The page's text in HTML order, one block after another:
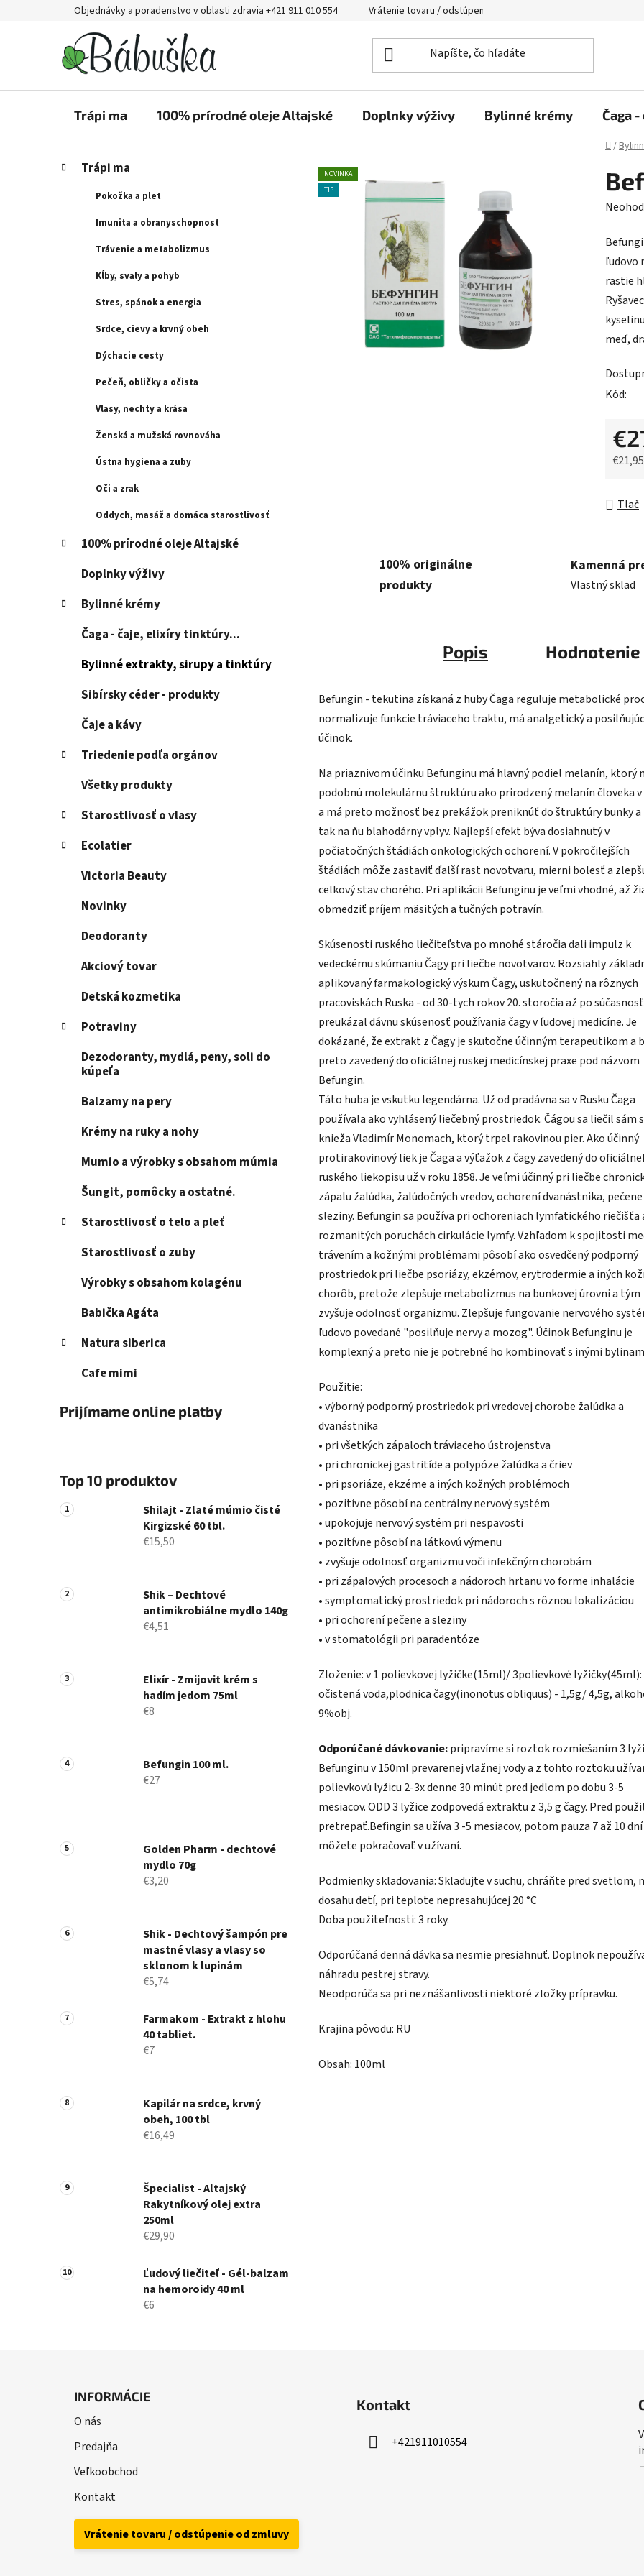
Objednávky a poradenstvo v oblasti zdravia +421 911 010 554 Vrátenie tovaru / odstúpenie od zmluvy
Trápi ma 100% prírodné oleje Altajské Doplnky výživy Bylinné krémy Čaga
Domov
/
B
Preskočiť
kategórie
K
a
Trápi ma
Pokožka a pleť
Imunita a obranyschopnosť
Trávenie a metabolizmus
Kĺby, svaly a pohyb
Stres, spánok a energia
Srdce, cievy a krvný obeh
Dýchacie cesty
Pečeň, obličky a očista
Vlasy, nechty a krása
Ženská a mužská rovnováha
Ústna hygiena a zuby
Oči a zrak
Oddych, masáž a domáca starostlivosť
100% prírodné oleje Altajské
Doplnky výživy
Bylinné krémy
Čaga - čaje, elixíry tinktúry...
Bylinné extrakty, sirupy a tinktúry
Sibírsky céder - produkty
Čaje a kávy
Triedenie podľa orgánov
Všetky produkty
Starostlivosť o vlasy
Ecolatier
Victoria Beauty
Novinky
Deodoranty
Akciový tovar
Detská kozmetika
Potraviny
Dezodoranty, mydlá, peny, soli do
kúpeľa
Balzamy na pery
Krémy na ruky a nohy
Mumio a výrobky s obsahom múmia
Šungit, pomôcky a ostatné.
Starostlivosť o telo a pleť
Starostlivosť o zuby
Výrobky s obsahom kolagénu
Babička Agáta
Natura siberica
Cafe mimi
Prijímame online platby
Top 10 produktov
Shilajt - Zlaté múmio čisté
Kirgizské 60 tbl.
€15,50
Shik – Dechtové
antimikrobiálne mydlo 140g
€4,51
Elixír - Zmijovit krém s
hadím jedom 75ml
€8
Befungin 100 ml.
€27
Golden Pharm - dechtové
mydlo 70g
€3,20
Shik - Dechtový šampón pre
mastné vlasy a vlasy so
sklonom k ​​lupinám
€5,74
Farmakom - Extrakt z hlohu
40 tabliet.
€7
Kapilár na srdce, krvný
obeh, 100 tbl
€16,49
Špecialist - Altajský
Rakytníkový olej extra
250ml
€29,90
Ľudový liečiteľ - Gél-balzam
na hemoroidy 40 ml
€6
je
0,0
z
5
ľudovo
rastie
meď,
Kód:
Tlač
NOVINKA
TIP
100% originálne
produkty
Kamenná
Vlastný sklad
Popis Hodnotenie
Befungin - tekutina získaná z huby Čaga reguluje metabolické
normalizuje funkcie tráviaceho traktu, má analgetický a
účinok.
Na priaznivom účinku Befunginu má hlavný podiel melanín, ktorý
podobnú molekulárnu štruktúru ako prirodzený melanín človeka
a má preto možnosť bez prekážok preniknúť do štruktúry bunky
tak na ňu blahodárny vplyv. Najlepší efekt býva dosiahnutý v
počiatočných štádiách onkologických ochorení. V pokročilejších
štádiách môže zastaviť ďalší rast novotvaru, mierni bolesť a
celkový stav chorého. Pri aplikácii Befunginu je veľmi vhodné, až
obmedziť príjem mäsitých a tučných potravín.
Skúsenosti ruského liečiteľstva po mnohé stáročia dali impulz k
vedeckému skúmaniu Čagy pri liečbe novotvarov. Rozsiahly
aplikovaný farmakologický výskum Čagy, uskutočnený na rôznych
pracoviskách Ruska - od 30-tych rokov 20. storočia až po
preukázal dávnu skúsenosť používania čagy v ľudovej medicíne. Je
dokázané, že extrakt z Čagy je skutočne účinným terapeutikom a
preto zavedený do oficiálnej ruskej medicínskej praxe pod názvom
Befungin.
Táto huba je vskutku legendárna. Už od pradávna sa v Rusku Čaga
používala ako vyhlásený liečebný prostriedok. Čágou sa liečil sám
knieža Vladimír Monomach, ktorý trpel rakovinou pier. Ako účinný
protirakovinový liek je Čaga a výťažok z čagy zavedený do
ruského liekopisu už v roku 1858. Je veľmi účinný pri liečbe
zápalu žalúdka, žalúdočných vredov, ochorení dvanástnika, pečene
sleziny. Befungin sa používa pri ochoreniach lymfatického riečišťa
rozmanitých poruchách cirkulácie lymfy. Vzhľadom k spojitosti
trávením a kožnými problémami pôsobí ako osvedčený podporný
prostriedok pri liečbe psoriázy, ekzémov, erytrodermie a iných
chorôb, pretože zlepšuje metabolizmus na bunkovej úrovni a tým
zvyšuje odolnosť organizmu. Zlepšuje fungovanie nervového
ľudovo povedané "posilňuje nervy a mozog". Účinok Befunginu je
komplexný a preto nie je potrebné ho kombinovať s inými
Použitie:
• výborný podporný prostriedok pri vredovej chorobe žalúdka a
dvanástnika
• pri všetkých zápaloch tráviaceho ústrojenstva
• pri chronickej gastritíde a polypóze žalúdka a čriev
• pri psoriáze, ekzéme a iných kožných problémoch
• pozitívne pôsobí na centrálny nervový systém
• upokojuje nervový systém pri nespavosti
• pozitívne pôsobí na látkovú výmenu
• zvyšuje odolnosť organizmu voči infekčným chorobám
• pri zápalových procesoch a nádoroch hrtanu vo forme inhalácie
• symptomatický prostriedok pri nádoroch s rôznou lokalizáciou
• pri ochorení pečene a sleziny
• v stomatológii pri paradentóze
Zloženie: v 1 polievkovej lyžičke(15ml)/ 3polievkové lyžičky(45ml):
očistená voda,plodnica čagy(inonotus obliquus) - 1,5g/ 4,5g,
9%obj.
Odporúčané dávkovanie:pripravíme si roztok rozmiešaním 3
Befunginu v 150ml prevarenej vlažnej vody a z tohto roztoku
polievkovú lyžicu 2-3x denne 30 minút pred jedlom po dobu 3-5
mesiacov. ODD 3 lyžice zodpovedá extraktu z 3,5 g čagy. Pred
pretrepať.Befingin sa užíva 3 -5 mesiacov, potom pauza 7 až 10 dní
môžete pokračovať v užívaní.
Podmienky skladovania: Skladujte v suchu, chráňte pred svetlom,
dosahu detí, pri teplote nepresahujúcej 20 °C
Doba použiteľnosti: 3 roky.
Odporúčaná denná dávka sa nesmie presiahnuť. Doplnok
náhradu pestrej stravy.
Neodporúča sa pri neznášanlivosti niektoré zložky prípravku.
Krajina pôvodu: RU
Obsah: 100ml
INFORMÁCIE
O nás
Predajňa
Veľkoobchod
Kontakt
Vrátenie tovaru / odstúpenie od zmluvy
Kontakt
+421911010554